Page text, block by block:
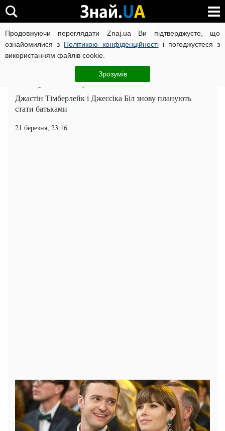
Продовжуючи переглядати Znaj.ua Ви підтверджуєте, що
ознайомилися з Політикою конфіденційностіі погоджуєтеся з
використанням файлів cookie.
Зрозумів
ВІЙНА РОСІЇ ПРОТИ УКРАЇНИ КОРОНАВІРУС В УКРАЇНІ
Шоу-бізнес ЧИТАТЬ НА РУССКОМ
Тімберлейк знову стане батьком
Джастін Тімберлейк і Джессіка Біл знову планують
стати батьками
21 березня, 23:16